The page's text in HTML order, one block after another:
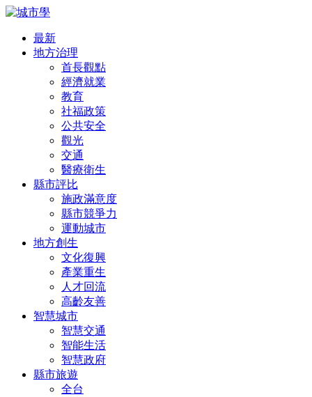
最新
地方治理
首長觀點
經濟就業
教育
社福政策
公共安全
觀光
交通
醫療衛生
縣市評比
施政滿意度
縣市競爭力
運動城市
地方創生
文化復興
產業重生
人才回流
高齡友善
智慧城市
智慧交通
智能生活
智慧政府
縣市旅遊
全台